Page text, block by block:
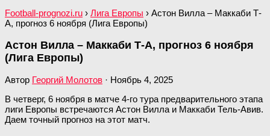
Football-prognozi.ru › Лига Европы › Астон Вилла – Маккаби Т-
А, прогноз 6 ноября (Лига Европы)
Астон Вилла – Маккаби Т-А, прогноз 6 ноября
(Лига Европы)
Автор Георгий Молотов · Ноябрь 4, 2025
В четверг, 6 ноября в матче 4-го тура предварительного этапа
лиги Европы встречаются Астон Вилла и Маккаби Тель-Авив.
Даем точный прогноз на этот матч.